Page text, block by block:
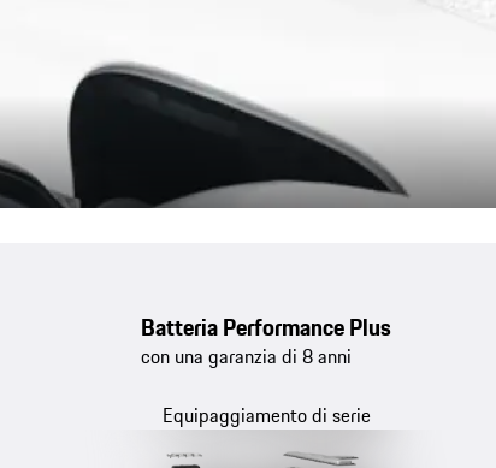
Batteria Performance Plus
con una garanzia di 8 anni
Equipaggiamento di serie